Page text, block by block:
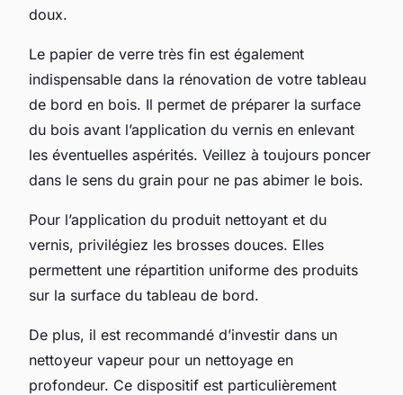
doux.
Le papier de verre très fin est également
indispensable dans la rénovation de votre tableau
de bord en bois. Il permet de préparer la surface
du bois avant l’application du vernis en enlevant
les éventuelles aspérités. Veillez à toujours poncer
dans le sens du grain pour ne pas abimer le bois.
Pour l’application du produit nettoyant et du
vernis, privilégiez les brosses douces. Elles
permettent une répartition uniforme des produits
sur la surface du tableau de bord.
De plus, il est recommandé d’investir dans un
nettoyeur vapeur pour un nettoyage en
profondeur. Ce dispositif est particulièrement